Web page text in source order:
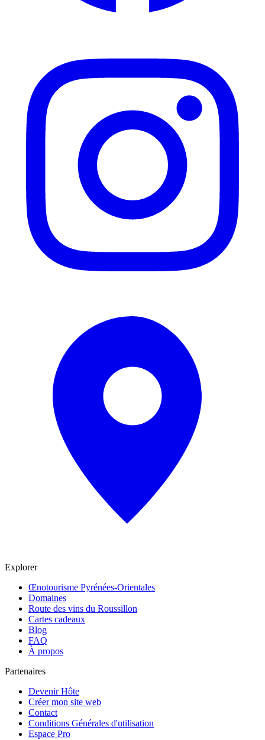
Explorer
Œnotourisme Pyrénées-Orientales
Domaines
Route des vins du Roussillon
Cartes cadeaux
Blog
FAQ
À propos
Partenaires
Devenir Hôte
Créer mon site web
Contact
Conditions Générales d'utilisation
Espace Pro